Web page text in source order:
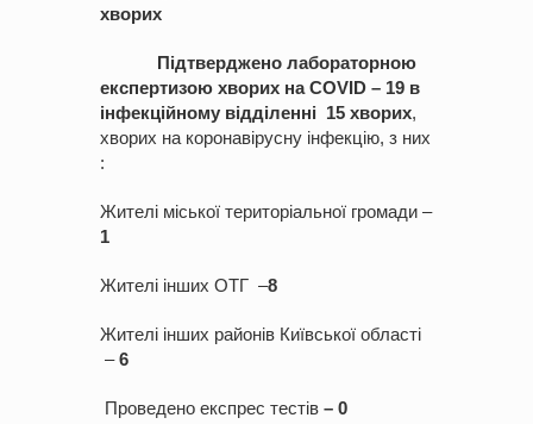
хворих
Підтверджено лабораторною
експертизою хворих на COVID – 19 в
інфекційному відділенні 15 хворих,
хворих на коронавірусну інфекцію, з них
:
Жителі міської територіальної громади –
1
Жителі інших ОТГ –8
Жителі інших районів Київської області
–6
Проведено експрес тестів – 0